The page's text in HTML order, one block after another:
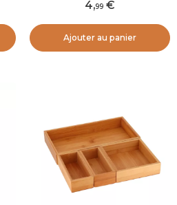
4,99
Ajouter au panier